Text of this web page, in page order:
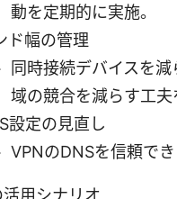
動を定期的に実施。
ド幅の管理
同時接続デバイスを
域の競合を減らす工夫
設定の見直し
VPNのDNSを信頼で
活用シナリオ